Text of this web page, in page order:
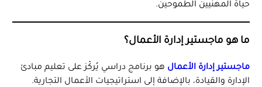
حياة المهنيين الطموحين.
ما هو ماجستير إدارة الأعمال؟
ماجستير إدارة الأعمال هو برنامج دراسي يُركّز على تعليم مبادئ
الإدارة والقيادة، بالإضافة إلى استراتيجيات الأعمال التجارية.